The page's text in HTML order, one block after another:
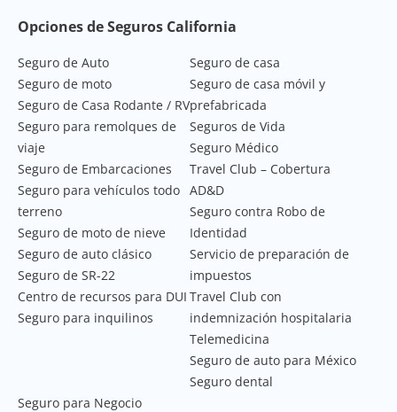
Footer Navigation
Opciones de Seguros California
Seguro de Auto
Seguro de moto
Seguro de Casa Rodante / RV
Seguro para remolques de
viaje
Seguro de Embarcaciones
Seguro para vehículos todo
terreno
Seguro de moto de nieve
Seguro de auto clásico
Seguro de SR-22
Centro de recursos para DUI
Seguro para inquilinos
Seguro de casa
Seguro de casa móvil y
prefabricada
Seguros de Vida
Seguro Médico
Travel Club – Cobertura
AD&D
Seguro contra Robo de
Identidad
Servicio de preparación de
impuestos
Travel Club con
indemnización hospitalaria
Telemedicina
Seguro de auto para México
Seguro dental
Seguro para Negocio